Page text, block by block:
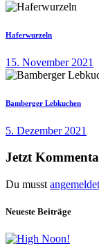
Haferwurzeln
15. November 2021
Bamberger Lebkuchen
5. Dezember 2021
Jetzt
Du musst angemeldet
Neueste Beiträge